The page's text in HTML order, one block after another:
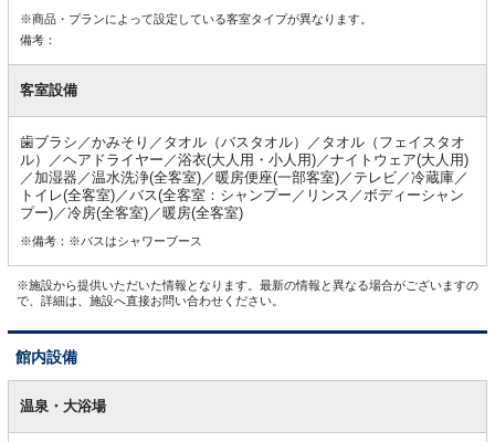
※商品・プランによって設定している客室タイプが異なります。
備考：
客室設備
歯ブラシ／かみそり／タオル（バスタオル）／タオル（フェイスタオ
ル）／ヘアドライヤー／浴衣(大人用・小人用)／ナイトウェア(大人用)
／加湿器／温水洗浄(全客室)／暖房便座(一部客室)／テレビ／冷蔵庫／
トイレ(全客室)／バス(全客室：シャンプー／リンス／ボディーシャン
プー)／冷房(全客室)／暖房(全客室)
※備考：※バスはシャワーブース
※施設から提供いただいた情報となります。最新の情報と異なる場合がございますの
で、詳細は、施設へ直接お問い合わせください。
館内設備
内温泉・大浴場